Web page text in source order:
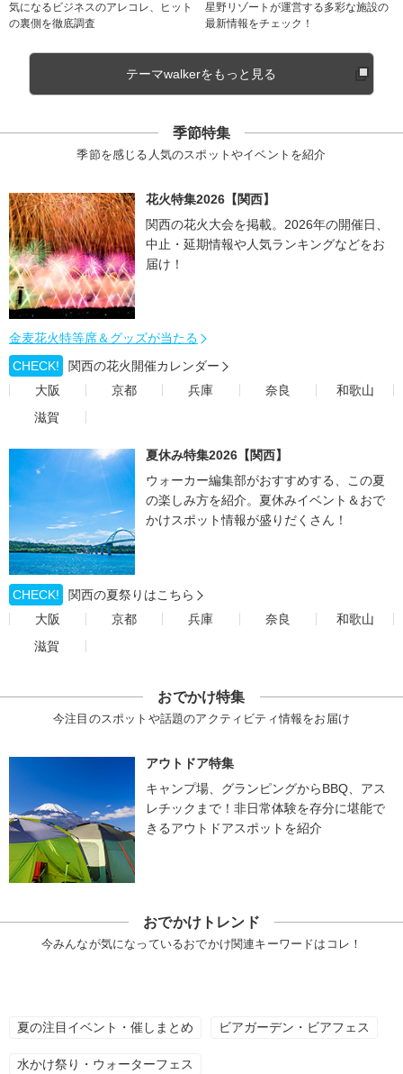
気になるビジネスのアレコレ、ヒット
の裏側を徹底調査
星野リゾートが運営する多彩な施設の
最新情報をチェック！
テーマwalkerをもっと見る
季節特集
季節を感じる人気のスポットやイベントを紹介
花火特集2026【関西】
関西の花火大会を掲載。2026年の開催日、
中止・延期情報や人気ランキングなどをお
届け！
金麦花火特等席＆グッズが当たる
CHECK!
関西の花火開催カレンダー
大阪
京都 兵庫 奈良
和歌山
滋賀
夏休み特集2026【関西】
ウォーカー編集部がおすすめする、この夏
の楽しみ方を紹介。夏休みイベント＆おで
かけスポット情報が盛りだくさん！
CHECK!
関西の夏祭りはこちら
大阪
京都 兵庫 奈良
和歌山
滋賀
おでかけ特集
今注目のスポットや話題のアクティビティ情報をお届け
アウトドア特集
キャンプ場、グランピングからBBQ、アス
レチックまで！非日常体験を存分に堪能で
きるアウトドアスポットを紹介
おでかけトレンド
今みんなが気になっているおでかけ関連キーワードはコレ！
夏の注目イベント・催しまとめ ビアガーデン・ビアフェス
水かけ祭り・ウォーターフェス